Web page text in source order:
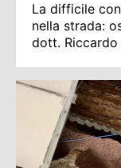
La difficile
nella strada:
dott. Riccardo